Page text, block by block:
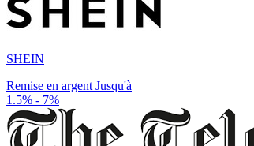
SHEIN
Remise en argent Jusqu'à
1.5% - 7%